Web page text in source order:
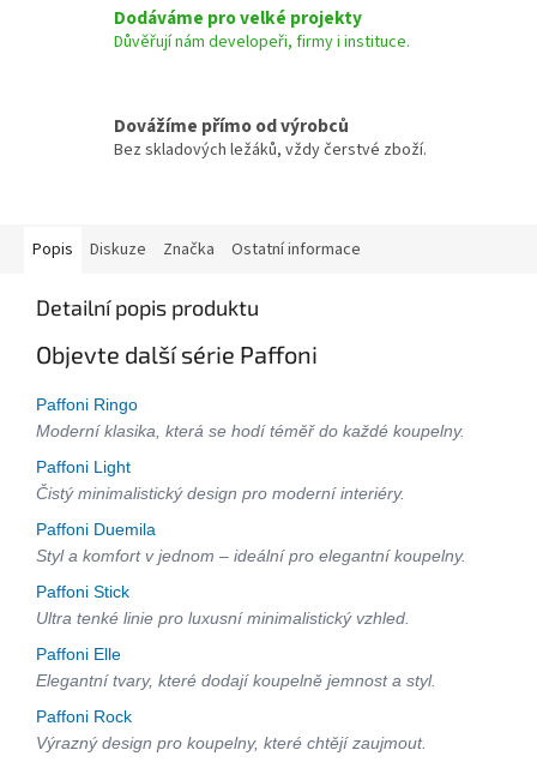
Dodáváme pro velké projekty
Důvěřují nám developeři, firmy i instituce.
Dovážíme přímo od výrobců
Bez skladových ležáků, vždy čerstvé zboží.
Popis Diskuze Značka Ostatní informace
Detailní popis produktu
Objevte další série Paffoni
Paffoni Ringo
Moderní klasika, která se hodí téměř do každé koupelny.
Paffoni Light
Čistý minimalistický design pro moderní interiéry.
Paffoni Duemila
Styl a komfort v jednom – ideální pro elegantní koupelny.
Paffoni Stick
Ultra tenké linie pro luxusní minimalistický vzhled.
Paffoni Elle
Elegantní tvary, které dodají koupelně jemnost a styl.
Paffoni Rock
Výrazný design pro koupelny, které chtějí zaujmout.